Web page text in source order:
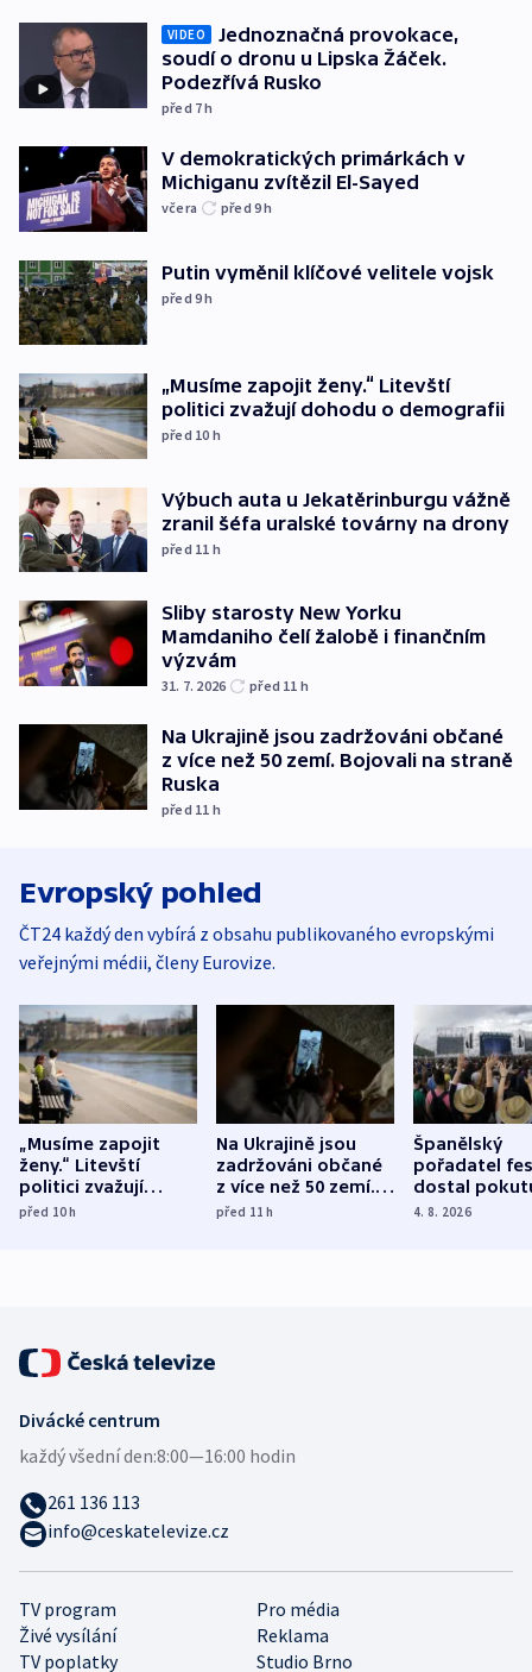
VIDEO
Jednoznačná provokace,
soudí o dronu u Lipska Žáček.
Podezřívá Rusko
před 7h
V demokratických primárkách v
Michiganu zvítězil El-Sayed
včera před 9h
Putin vyměnil klíčové velitele vojsk
před 9h
„Musíme zapojit ženy.“ Litevští
politici zvažují dohodu o demografii
před 10 h
Výbuch auta u Jekatěrinburgu vážně
zranil šéfa uralské továrny na drony
před 11 h
Sliby starosty New Yorku
Mamdaniho čelí žalobě i finančním
výzvám
31. 7. 2026 před 11 h
Na Ukrajině jsou zadržováni občané
z více než 50 zemí. Bojovali na straně
Ruska
před 11 h
Evropský pohled
ČT24 každý den vybírá z obsahu publikovaného evropskými
veřejnými médii, členy Eurovize.
„Musíme zapojit
ženy.“ Litevští
politici zvažují
dohodu o
před 10h
Na Ukrajině jsou
zadržováni občané
z více než 50 zemí.
Bojovali na straně
před 11h
Španělský
pořadatel
dostal
nekalé
4. 8. 2026
TV program
Pro média
Živé vysílání
Reklama
TV poplatky
Studio Brno
Divácké centrum
každý všední den:8:00—16:00 hodin
261 136 113
info@ceskatelevize.cz